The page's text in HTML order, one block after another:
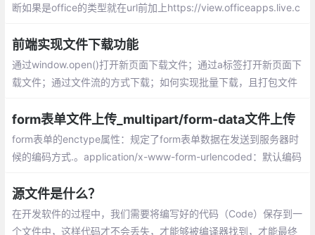
断如果是office的类型就在url前加上https://view.officeapps.live.c
前端实现文件下载功能
通过window.open()打开新页面下载文件；通过a标签打开新页面下
载文件；通过文件流的方式下载；如何实现批量下载，且打包文件
form表单文件上传_multipart/form-data文件上传
form表单的enctype属性：规定了form表单数据在发送到服务器时
候的编码方式.。application/x-www-form-urlencoded：默认编码
片、mp3、文件，text/plain：纯文本的传输。空格转换为“+”，但
不支持特殊字符编码。
源文件是什么？
在开发软件的过程中，我们需要将编写好的代码（Code）保存到一
个文件中，这样代码才不会丢失，才能够被编译器找到，才能最终